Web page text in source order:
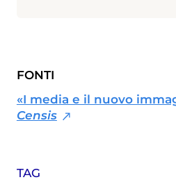
TAG
Messe alle spalle
radiotelevisive,
anche con diverse
membro dell'Unione
FONTI
«I media e il nuovo
Censis